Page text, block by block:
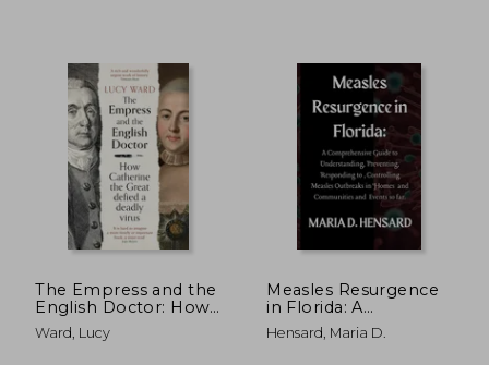
The Empress and the
English Doctor: How
Catherine the Great
Defied a Deadly Virus
Ward, Lucy
Measles Resurgence
in Florida: A
Comprehensive
Guide to
Hensard, Maria D.